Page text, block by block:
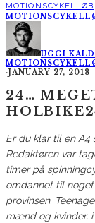
MOTIONSCYKELLØB
UGGI
·JANUARY 27, 2018
24…
Er du klar til en
Redaktøren var
timer på
omdannet til
provinsen.
mænd og kvinder,